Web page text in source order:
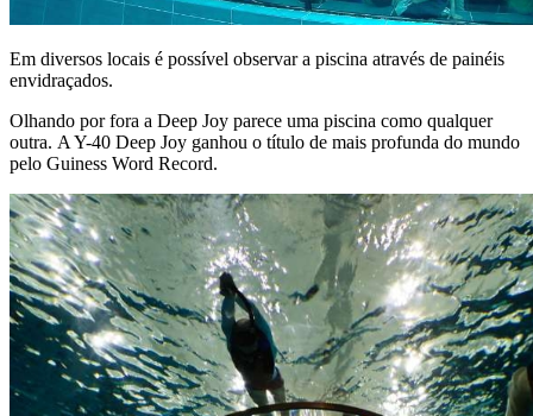
Em diversos locais é possível observar a piscina através de painéis
envidraçados.
Olhando por fora a Deep Joy parece uma piscina como qualquer
outra. A Y-40 Deep Joy ganhou o título de mais profunda do mundo
pelo Guiness Word Record.